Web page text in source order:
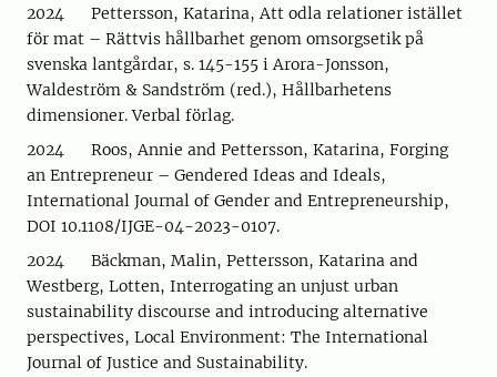
2024 Pettersson, Katarina, Att odla relationer istället
för mat – Rättvis hållbarhet genom omsorgsetik på
svenska lantgårdar, s. 145-155 i Arora-Jonsson,
Waldeström & Sandström (red.), Hållbarhetens
dimensioner. Verbal förlag.
2024 Roos, Annie and Pettersson, Katarina, Forging
an Entrepreneur – Gendered Ideas and Ideals,
International Journal of Gender and Entrepreneurship,
DOI 10.1108/IJGE-04-2023-0107.
2024 Bäckman, Malin, Pettersson, Katarina and
Westberg, Lotten, Interrogating an unjust urban
sustainability discourse and introducing alternative
perspectives, Local Environment: The International
Journal of Justice and Sustainability.